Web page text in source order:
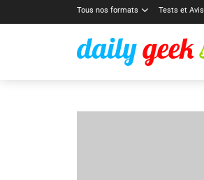
Tous nos formats Tests et Avis